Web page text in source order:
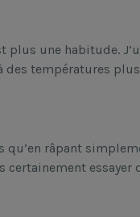
plus une habitude.
températures plus
qu’en râpant
certainement essayer